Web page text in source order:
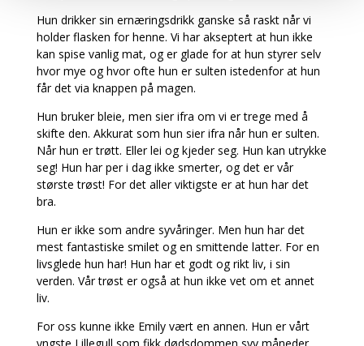
Hun drikker sin ernæringsdrikk ganske så raskt når vi
holder flasken for henne. Vi har akseptert at hun ikke
kan spise vanlig mat, og er glade for at hun styrer selv
hvor mye og hvor ofte hun er sulten istedenfor at hun
får det via knappen på magen.
Hun bruker bleie, men sier ifra om vi er trege med å
skifte den. Akkurat som hun sier ifra når hun er sulten.
Når hun er trøtt. Eller lei og kjeder seg. Hun kan utrykke
seg! Hun har per i dag ikke smerter, og det er vår
største trøst! For det aller viktigste er at hun har det
bra.
Hun er ikke som andre syvåringer. Men hun har det
mest fantastiske smilet og en smittende latter. For en
livsglede hun har! Hun har et godt og rikt liv, i sin
verden. Vår trøst er også at hun ikke vet om et annet
liv.
For oss kunne ikke Emily vært en annen. Hun er vårt
yngste Lillegull som fikk dødsdommen syv måneder